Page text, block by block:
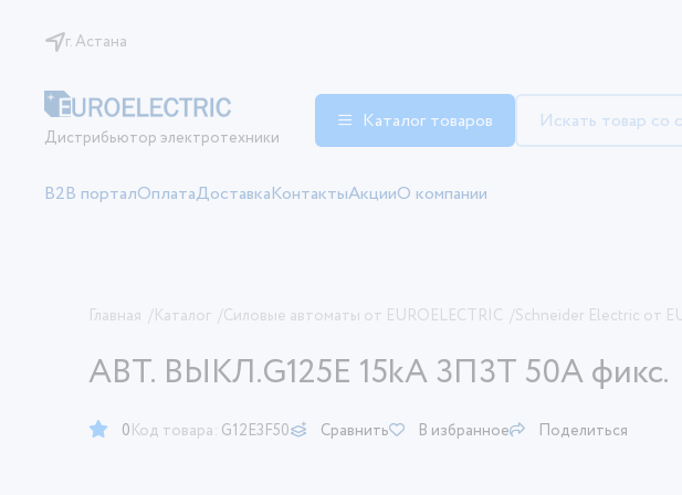
г. Астана
Дистрибьютор электротехники
Каталог товаров
B2B порталОплатаДоставкаКонтактыАкцииО компании
Главная /Каталог /Силовые автоматы от EUROELECTRIC /Schneider Electric от
АВТ. ВЫКЛ.G125E 15kA 3П3Т 50A фикс.
0Код товара: G12E3F50 Сравнить В избранное Поделиться